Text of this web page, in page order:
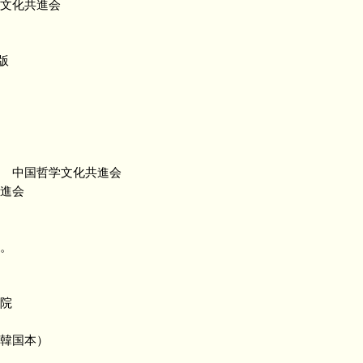
共進会
国哲学文化共進会
会
本）